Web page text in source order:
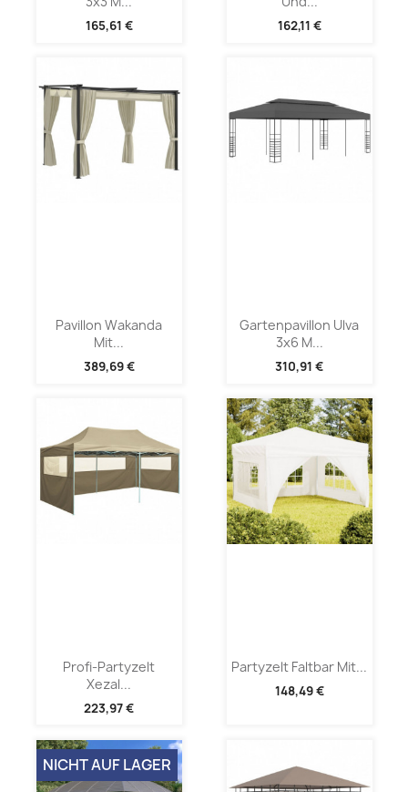
165,61 € 162,11 €
Pavillon Wakanda
Mit...
389,69 €
Gartenpavillon Ulva
3x6 M...
310,91 €
Profi-Partyzelt
Xezal...
223,97 €
Partyzelt Faltbar Mit...
148,49 €
NICHT AUF LAGER